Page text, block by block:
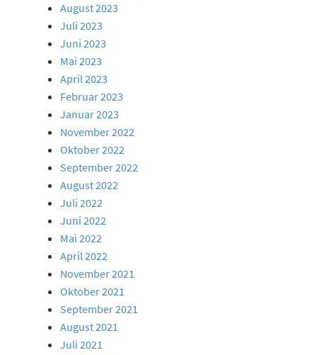
August 2023
Juli 2023
Juni 2023
Mai 2023
April 2023
Februar 2023
Januar 2023
November 2022
Oktober 2022
September 2022
August 2022
Juli 2022
Juni 2022
Mai 2022
April 2022
November 2021
Oktober 2021
September 2021
August 2021
Juli 2021